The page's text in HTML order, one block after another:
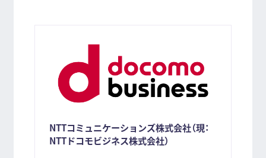
NTTコミュニケーションズ株式会社（現：
NTTドコモビジネス株式会社）